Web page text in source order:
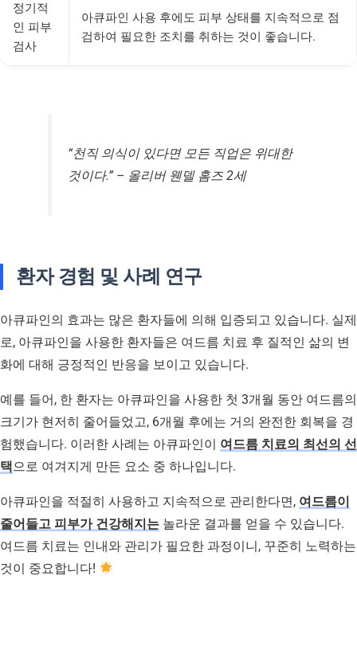
정기적
인 피부
검사
아큐파인 사용 후에도 피부 상태를 지속적으로 점
검하여 필요한 조치를 취하는 것이 좋습니다.
“천직 의식이 있다면 모든 직업은 위대한
것이다.” – 올리버 웬델 홈즈 2세
환자 경험 및 사례 연구
아큐파인의 효과는 많은 환자들에 의해 입증되고 있습니다. 실제
로, 아큐파인을 사용한 환자들은 여드름 치료 후 질적인 삶의 변
화에 대해 긍정적인 반응을 보이고 있습니다.
예를 들어, 한 환자는 아큐파인을 사용한 첫 3개월 동안 여드름의
크기가 현저히 줄어들었고, 6개월 후에는 거의 완전한 회복을 경
험했습니다. 이러한 사례는 아큐파인이 여드름 치료의 최선의 선
택으로 여겨지게 만든 요소 중 하나입니다.
아큐파인을 적절히 사용하고 지속적으로 관리한다면, 여드름이
줄어들고 피부가 건강해지는 놀라운 결과를 얻을 수 있습니다.
여드름 치료는 인내와 관리가 필요한 과정이니, 꾸준히 노력하는
것이 중요합니다!